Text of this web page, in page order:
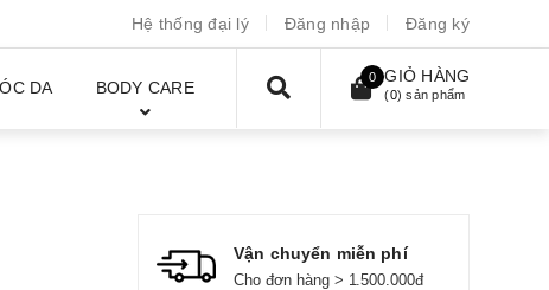
Hệ thống đại lý Đăng nhập Đăng ký
DA BODY CARE
0 GIỎ HÀNG
(0) sản phẩm
Vận chuyển miễn phí
Cho đơn hàng > 1.500.000đ